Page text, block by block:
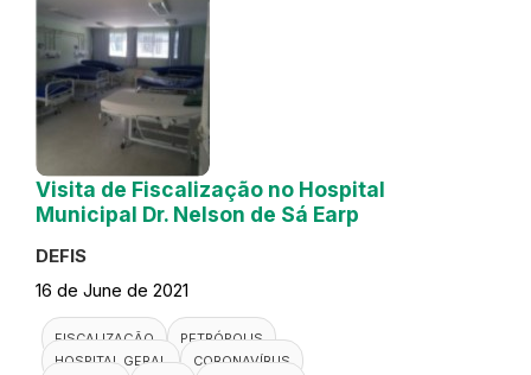
Visita de Fiscalização no Hospital
Municipal Dr. Nelson de Sá Earp
DEFIS
16 de June de 2021
FISCALIZAÇÃO
PETRÓPOLIS
HOSPITAL GERAL
CORONAVÍRUS